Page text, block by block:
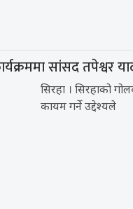
सांसद तपेश्वर
सिरहा । सिरहाको
कायम गर्ने उद्देश्यले